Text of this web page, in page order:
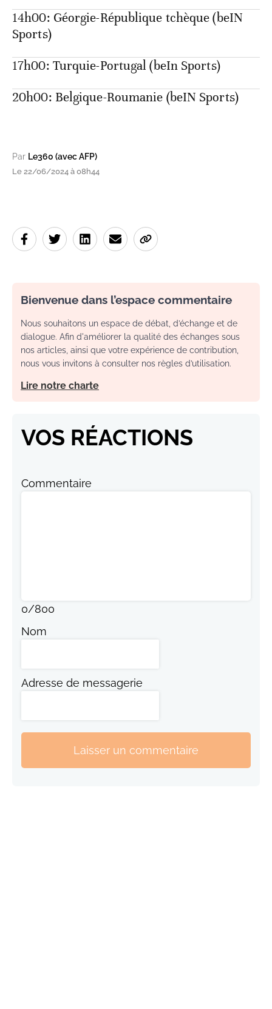
14h00: Géorgie-République tchèque (beIN
Sports)
17h00: Turquie-Portugal (beIn Sports)
20h00: Belgique-Roumanie (beIN Sports)
Par Le360 (avec AFP)
Le 22/06/2024 à 08h44
Bienvenue dans l’espace commentaire
Nous souhaitons un espace de débat, d’échange et de
dialogue. Afin d'améliorer la qualité des échanges sous
nos articles, ainsi que votre expérience de contribution,
nous vous invitons à consulter nos règles d’utilisation.
Lire notre charte
VOS RÉACTIONS
Commentaire
0/800
Nom
Adresse de messagerie
Laisser un commentaire